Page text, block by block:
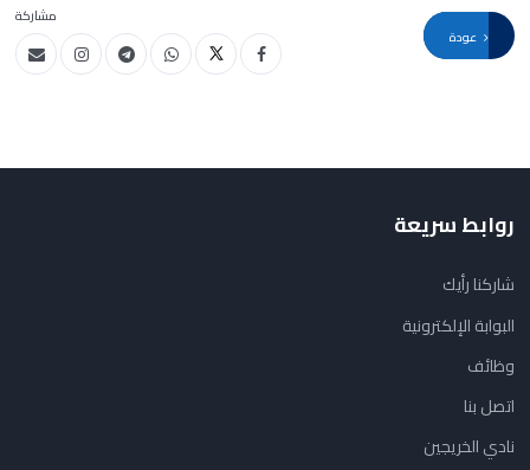
مشاركة
روابط سريعة
شاركنا رأيك
البوابة الإلكترونية
وظائف
اتصل بنا
نادي الخريجين